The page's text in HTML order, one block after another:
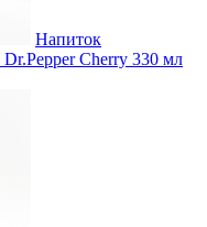
Напиток
Cherry 330 мл